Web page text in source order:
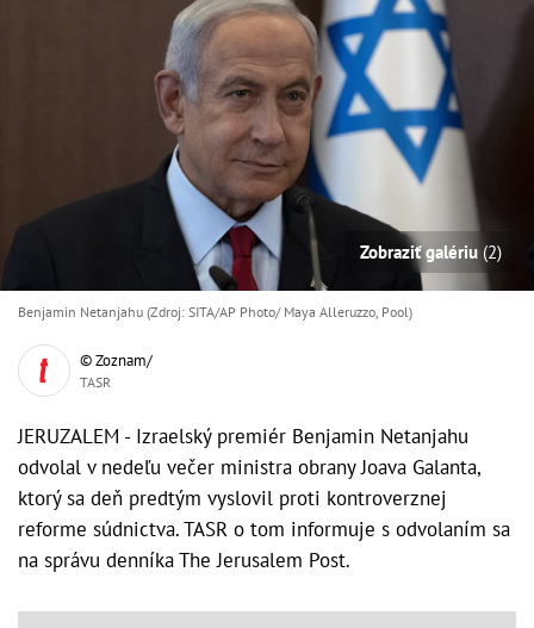
Zobraziť galériu (2)
Benjamin Netanjahu (Zdroj: SITA/AP Photo/ Maya Alleruzzo, Pool)
© Zoznam/
TASR
JERUZALEM - Izraelský premiér Benjamin Netanjahu
odvolal v nedeľu večer ministra obrany Joava Galanta,
ktorý sa deň predtým vyslovil proti kontroverznej
reforme súdnictva. TASR o tom informuje s odvolaním sa
na správu denníka The Jerusalem Post.